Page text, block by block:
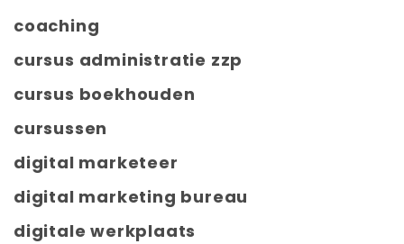
coaching
cursus administratie zzp
cursus boekhouden
cursussen
digital marketeer
digital marketing bureau
digitale werkplaats